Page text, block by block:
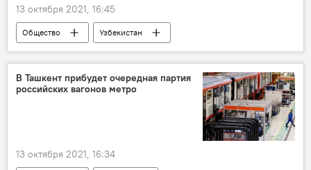
13 октября 2021, 16:45
Общество
Узбекистан
онлайн-аукцион
красивые автономера
Узбекская республиканская товарно-сырьевая биржа
В Ташкент прибудет очередная партия
российских вагонов метро
13 октября 2021, 16:34